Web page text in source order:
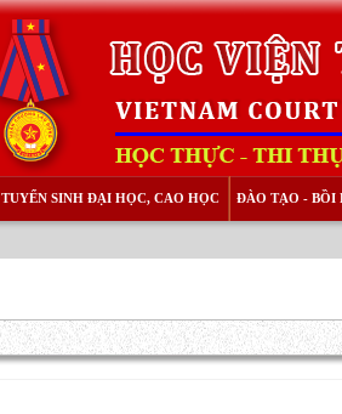
TUYỂN SINH ĐẠI HỌC, CAO HỌC ĐÀO TẠO - BỒI